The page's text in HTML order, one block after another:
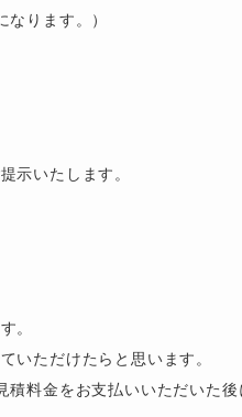
ります。）
示いたします。
。
いただけたらと思います。
料金をお支払いいただいた後